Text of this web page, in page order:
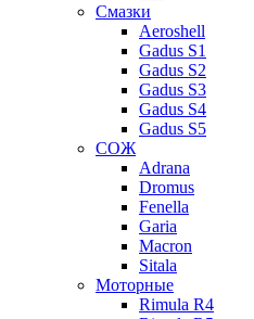
Смазки
Aeroshell
Gadus S1
Gadus S2
Gadus S3
Gadus S4
Gadus S5
СОЖ
Adrana
Dromus
Fenella
Garia
Macron
Sitala
Моторные
Rimula R4